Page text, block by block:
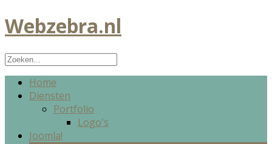
Webzebra.nl
Home
Diensten
Portfolio
Logo's
Joomla!